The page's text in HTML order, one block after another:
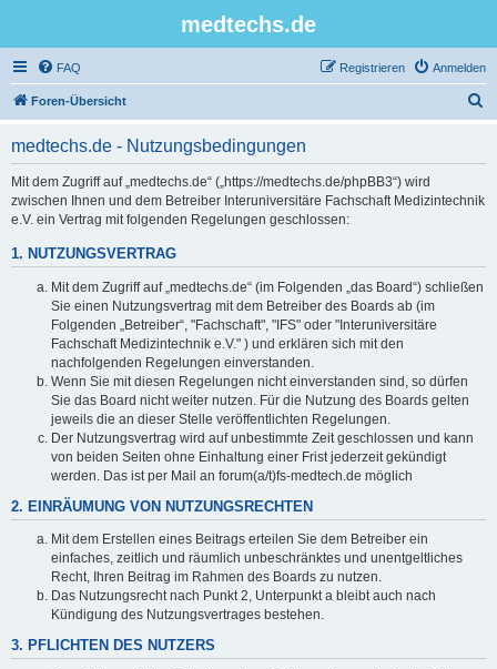
medtechs.de
FAQ Anmelden
Registrieren
Foren-Übersicht
medtechs.de - Nutzungsbedingungen
Mit dem Zugriff auf „medtechs.de“ („https://medtechs.de/phpBB3“) wird
zwischen Ihnen und dem Betreiber Interuniversitäre Fachschaft Medizintechnik
e.V. ein Vertrag mit folgenden Regelungen geschlossen:
1. NUTZUNGSVERTRAG
Mit dem Zugriff auf „medtechs.de“ (im Folgenden „das Board“) schließen
Sie einen Nutzungsvertrag mit dem Betreiber des Boards ab (im
Folgenden „Betreiber“, "Fachschaft", "IFS" oder "Interuniversitäre
Fachschaft Medizintechnik e.V." ) und erklären sich mit den
nachfolgenden Regelungen einverstanden.
Wenn Sie mit diesen Regelungen nicht einverstanden sind, so dürfen
Sie das Board nicht weiter nutzen. Für die Nutzung des Boards gelten
jeweils die an dieser Stelle veröffentlichten Regelungen.
Der Nutzungsvertrag wird auf unbestimmte Zeit geschlossen und kann
von beiden Seiten ohne Einhaltung einer Frist jederzeit gekündigt
werden. Das ist per Mail an forum(a/t)fs-medtech.de möglich
2. EINRÄUMUNG VON NUTZUNGSRECHTEN
Mit dem Erstellen eines Beitrags erteilen Sie dem Betreiber ein
einfaches, zeitlich und räumlich unbeschränktes und unentgeltliches
Recht, Ihren Beitrag im Rahmen des Boards zu nutzen.
Das Nutzungsrecht nach Punkt 2, Unterpunkt a bleibt auch nach
Kündigung des Nutzungsvertrages bestehen.
3. PFLICHTEN DES NUTZERS